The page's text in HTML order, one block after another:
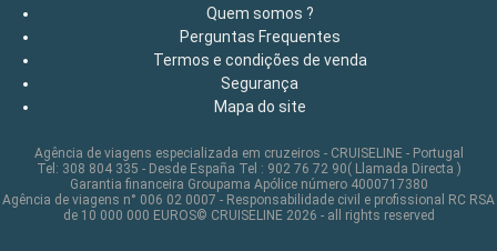
Quem somos ?
Perguntas Frequentes
Termos e condições de venda
Segurança
Mapa do site
Agência de viagens especializada em cruzeiros - CRUISELINE - Portugal
Tel: 308 804 335 - Desde España Tel : 902 76 72 90( Llamada Directa )
Garantia financeira Groupama Apólice número 4000717380
Agência de viagens n° 006 02 0007 - Responsabilidade civil e profissional RC RSA
de 10 000 000 EUROS© CRUISELINE 2026 - all rights reserved